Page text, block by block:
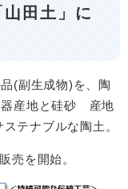
田土」に
(副生成物)を、陶
器産地と硅砂 産地
テナブルな陶土。
売を開始。